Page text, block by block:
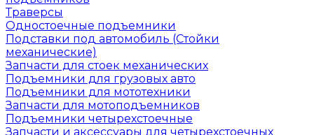
Траверсы
Одностоечные подъемники
Подставки под автомобиль (Стойки
механические)
Запчасти для стоек механических
Подъемники для грузовых авто
Подъемники для мототехники
Запчасти для мотоподъемников
Подъемники четырехстоечные
Запчасти и аксессуары для четырехстоечных